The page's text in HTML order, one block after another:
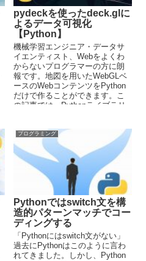
pydeckを使ったdeck.glに
よるデータ可視化
【Python】
機械学習エンジニア・データサ
イエンティスト、Webをよくわ
からないプログラマーの方に朗
報です。地図を用いたWebGLベ
ースのWebコンテンツをPython
だけで作ることができます。こ
の記事では、Pythonライブラリ
プログラミング
Pythonではswitch文を構
造的パターンマッチでコー
ディングする
「Pythonにはswitch文がない」
過去にPythonはこのように言わ
れてきました。しかし、Python